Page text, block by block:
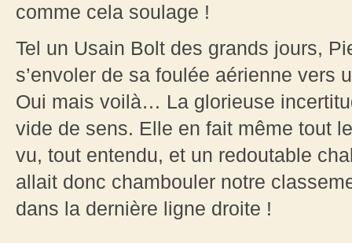
comme cela soulage !
Tel un Usain Bolt des grands jours,
s’envoler de sa foulée aérienne vers
Oui mais voilà… La glorieuse
vide de sens. Elle en fait même tout
vu, tout entendu, et un redoutable
allait donc chambouler notre
dans la dernière ligne droite !